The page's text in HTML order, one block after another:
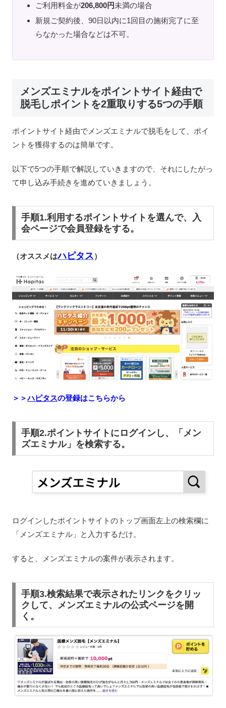
ご利用料金が206,800円未満の場合
新規ご契約後、90日以内に1回目の施術完了に至
らなかった場合などは不可。
メンズエミナルをポイントサイト経由で
脱毛しポイントを2重取りする5つの手順
ポイントサイト経由でメンズエミナルで脱毛をして、ポイ
ントを獲得するのは簡単です。
以下で5つの手順で解説していきますので、それにしたがっ
て申し込み手続きを進めていきましょう。
手順1.利用するポイントサイトを選んで、入
会ページで会員登録をする。
（オススメはハピタス）
＞＞ハピタスの登録はこちらから
手順2.ポイントサイトにログインし、「メン
ズエミナル」を検索する。
ログインしたポイントサイトのトップ画面左上の検索欄に
「メンズエミナル」と入力するだけ。
すると、メンズエミナルの案件が表示されます。
手順3.検索結果で表示されたリンクをクリッ
クして、メンズエミナルの公式ページを開
く。